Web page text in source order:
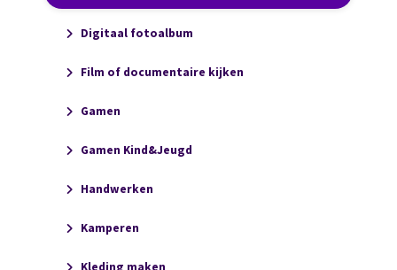
Digitaal fotoalbum
Film of documentaire kijken
Gamen
Gamen Kind&Jeugd
Handwerken
Kamperen
Kleding maken